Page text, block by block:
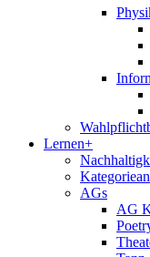
Lernen+
AGs
AG